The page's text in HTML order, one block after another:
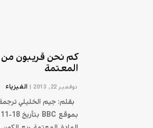
كم نحن قريبون
المعتمة
نوفمبر 22, 2013 | الفيزياء
بقلم: جيم الخليلي